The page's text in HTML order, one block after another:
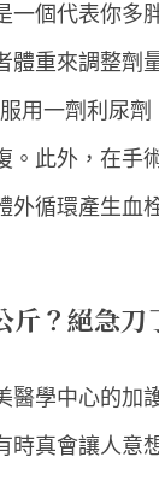
一個代表你多
體重來調整劑
用一劑利尿
。此外，在手
外循環產生血
？絕急刀
醫學中心的加
時真會讓人意